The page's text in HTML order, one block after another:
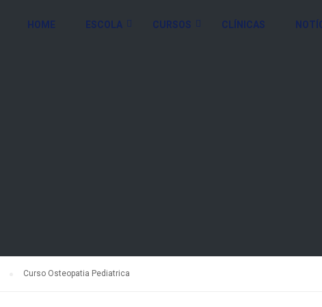
HOME ESCOLA CURSOS CLÍNICAS
Curso Osteopatia Pediatrica